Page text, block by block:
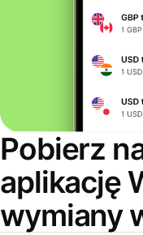
Pobierz
aplikację
wymiany